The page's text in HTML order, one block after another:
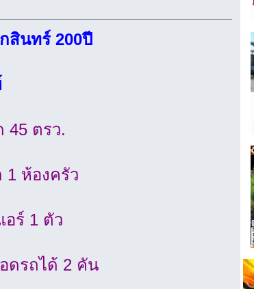
สินทร์ 200ปี
45 ตรว.
1 ห้องครัว
ร์ 1 ตัว
ดรถได้ 2 คัน